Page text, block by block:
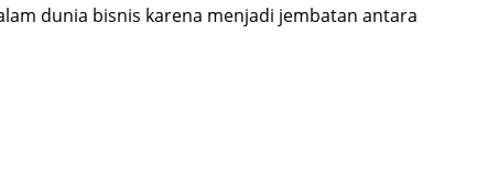
dunia bisnis karena menjadi jembatan antara